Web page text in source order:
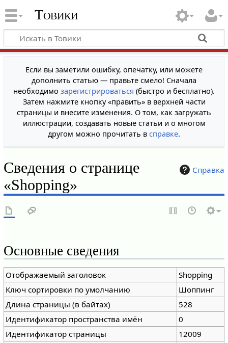
Товики
Если вы заметили ошибку, опечатку, или можете
дополнить статью — правьте смело! Сначала
необходимо зарегистрироваться (быстро и бесплатно).
Затем нажмите кнопку «править» в верхней части
страницы и внесите изменения. О том, как загружать
иллюстрации, создавать новые статьи и о многом
другом можно прочитать в справке.
Справка
Сведения о странице
«Shopping»
Основные сведения
Отображаемый заголовок
Shopping
Ключ сортировки по умолчанию
Шоппинг
Длина страницы (в байтах)
528
Идентификатор пространства имён
0
Идентификатор страницы
12009